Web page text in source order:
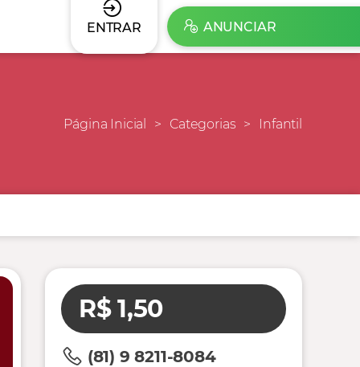
ENTRAR ANUNCIAR
Página Inicial Categorias Infantil
R$ 1,50
(81) 9 8211-8084